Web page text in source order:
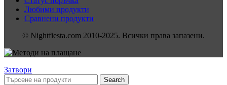
Любими продукти
Сравнени продукти
© Nightfiesta.com 2010-2025. Всички права запазени.
Затвори
Search